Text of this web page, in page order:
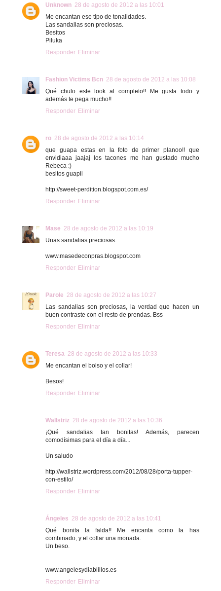
Unknown 28 de agosto de 2012 a las 10:01
Me encantan ese tipo de tonalidades.
Las sandalias son preciosas.
Besitos
Piluka
Responder Eliminar
Fashion Victims Bcn 28 de agosto de 2012 a las 10:08
Qué chulo este look al completo!! Me gusta todo y
además te pega mucho!!
Responder Eliminar
ro 28 de agosto de 2012 a las 10:14
que guapa estas en la foto de primer planoo!! que
envidiaaa jaajaj los tacones me han gustado mucho
Rebeca :)
besitos guapii
http://sweet-perdition.blogspot.com.es/
Responder Eliminar
Mase 28 de agosto de 2012 a las 10:19
Unas sandalias preciosas.
www.masedeconpras.blogspot.com
Responder Eliminar
Parole 28 de agosto de 2012 a las 10:27
Las sandalias son preciosas, la verdad que hacen un
buen contraste con el resto de prendas. Bss
Responder Eliminar
Teresa 28 de agosto de 2012 a las 10:33
Me encantan el bolso y el collar!
Besos!
Responder Eliminar
Wallstriz 28 de agosto de 2012 a las 10:36
¡Qué sandalias tan bonitas! Además, parecen
comodísimas para el día a día...
Un saludo
http://wallstriz.wordpress.com/2012/08/28/porta-tupper-
con-estilo/
Responder Eliminar
Ángeles 28 de agosto de 2012 a las 10:41
Qué bonita la falda!! Me encanta como la has
combinado, y el collar una monada.
Un beso.
www.angelesydiablillos.es
Responder Eliminar